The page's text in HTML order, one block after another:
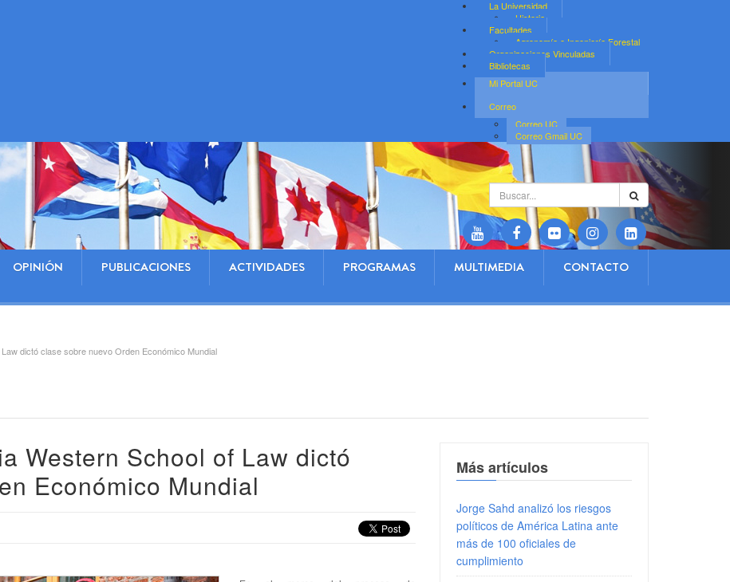
La Universidad
Historia
Facultades
Agronomía e Ingeniería Forestal
Organizaciones Vinculadas
Bibliotecas
Mi Portal UC
Correo
Correo UC
Correo Gmail UC
Buscar...
OPINIÓN PUBLICACIONES ACTIVIDADES PROGRAMAS MULTIMEDIA CONTACTO
dictó clase sobre nuevo Orden Económico Mundial
Western School of Law dictó
Económico Mundial
Más artículos
Jorge Sahd analizó los riesgos
políticos de América Latina ante
más de 100 oficiales de
cumplimiento